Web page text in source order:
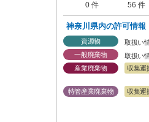
0 件
56 件
神奈川県内の許可情報
資源物
取扱い
一般廃棄物
取扱い
産業廃棄物
収集運
特管産業廃棄物
収集運